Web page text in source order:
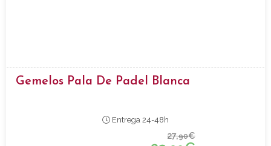
Gemelos Pala De Padel Blanca
Entrega 24-48h
27,90€